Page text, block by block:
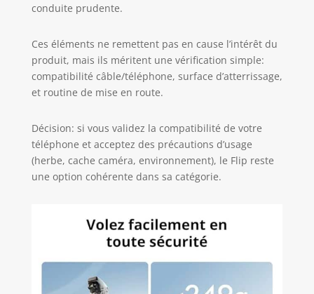
conduite prudente.
Ces éléments ne remettent pas en cause l’intérêt du
produit, mais ils méritent une vérification simple:
compatibilité câble/téléphone, surface d’atterrissage,
et routine de mise en route.
Décision: si vous validez la compatibilité de votre
téléphone et acceptez des précautions d’usage
(herbe, cache caméra, environnement), le Flip reste
une option cohérente dans sa catégorie.